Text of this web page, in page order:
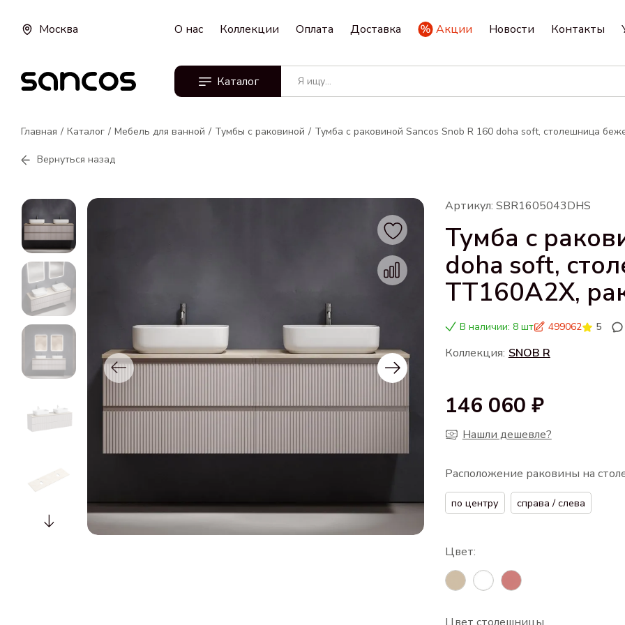
Москва О нас Коллекции Оплата Доставка Акции Новости Контакты
Каталог
Главная Каталог Мебель для ванной Тумбы с раковиной Тумба с раковиной Sancos Snob R 160 doha soft, столешница
Вернуться назад
Артикул: SBR1605043DHS
Тумба с
doha soft,
TT160A2X,
В наличии: 8 шт 499062 5
Коллекция: SNOB R
146 060 ₽
Нашли дешевле?
Расположение раковины на
по центру справа / слева